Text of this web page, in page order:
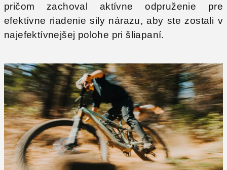
pričom zachoval aktívne odpruženie pre
efektívne riadenie sily nárazu, aby ste zostali v
najefektívnejšej polohe pri šliapaní.